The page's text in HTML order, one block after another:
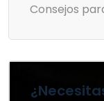
Consejos